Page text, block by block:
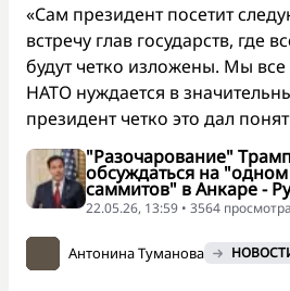
«Сам президент посетит
встречу глав государств, где
будут четко изложены. Мы
НАТО нуждается в
президент четко это дал
"Разочарование"
обсуждаться на
саммитов" в Анкаре -
22.05.26, 13:59 • 3564 просмотра
Антонина Туманова